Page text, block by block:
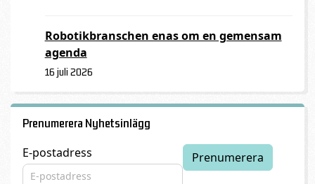
Robotikbranschen enas om en gemensam
agenda
16 juli 2026
Prenumerera Nyhetsinlägg
E-postadress